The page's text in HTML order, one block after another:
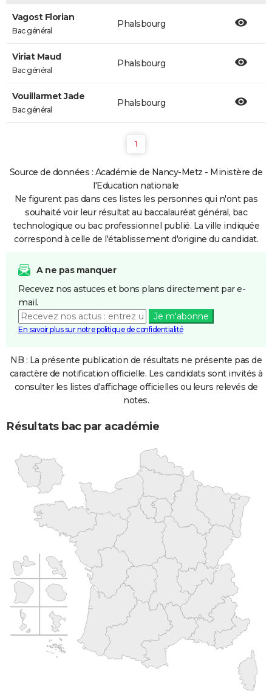
Vagost Florian
Bac général
Phalsbourg
Viriat Maud
Bac général
Phalsbourg
Vouillarmet Jade
Bac général
Phalsbourg
1
Source de données : Académie de Nancy-Metz - Ministère de
l'Education nationale
Ne figurent pas dans ces listes les personnes qui n'ont pas
souhaité voir leur résultat au baccalauréat général, bac
technologique ou bac professionnel publié. La ville indiquée
correspond à celle de l'établissement d'origine du candidat.
A ne pas manquer
Recevez nos astuces et bons plans directement par e-
mail.
Je m'abonne
En savoir plus sur notre politique de confidentialité
NB : La présente publication de résultats ne présente pas de
caractère de notification officielle. Les candidats sont invités à
consulter les listes d'affichage officielles ou leurs relevés de
notes.
Résultats bac par académie